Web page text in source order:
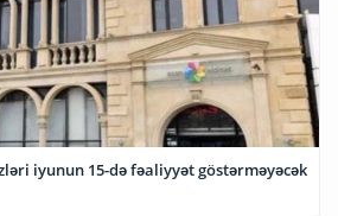
iyunun 15-də fəaliyyət göstərməyəcək